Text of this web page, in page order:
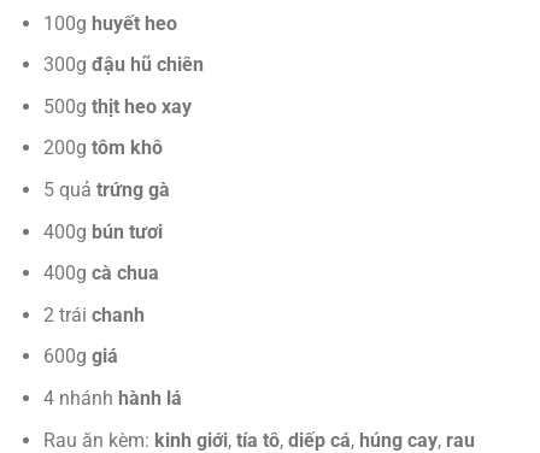
100g huyết heo
300g đậu hũ chiên
500g thịt heo xay
200g tôm khô
5 quả trứng gà
400g bún tươi
400g cà chua
2 trái chanh
600g giá
4 nhánh hành lá
Rau ăn kèm: kinh giới, tía tô, diếp cá, húng cay, rau